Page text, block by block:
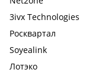
3ivx Technologies
Росквартал
Soyealink
Лотэко